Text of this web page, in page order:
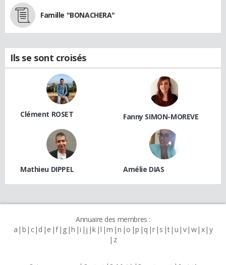
Famille "BONACHERA"
Ils se sont croisés
Clément ROSET Fanny SIMON-MOREVE
Mathieu DIPPEL Amélie DIAS
Annuaire des membres :
a b c d e f g h i j k l m n o p q r s t u v w x y
z